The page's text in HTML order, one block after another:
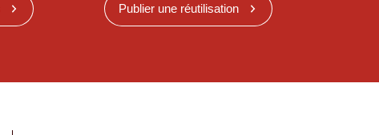
Publier une réutilisation